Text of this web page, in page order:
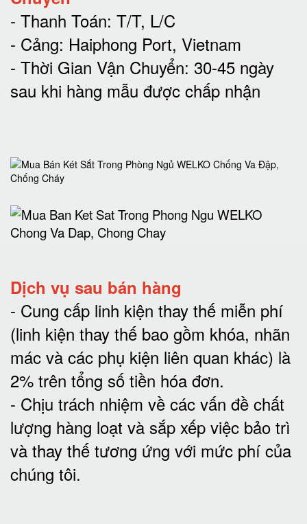
- Thanh Toán: T/T, L/C
- Cảng: Haiphong Port, Vietnam
- Thời Gian Vận Chuyển: 30-45 ngày
sau khi hàng mẫu được chấp nhận
Dịch vụ sau bán hàng
- Cung cấp linh kiện thay thế miễn phí
(linh kiện thay thế bao gồm khóa, nhãn
mác và các phụ kiện liên quan khác) là
2% trên tổng số tiền hóa đơn.
- Chịu trách nhiệm về các vấn đề chất
lượng hàng loạt và sắp xếp việc bảo trì
và thay thế tương ứng với mức phí của
chúng tôi.